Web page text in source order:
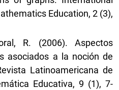
Education, 2 (3),
R. (2006). Aspectos
asociados a la noción de
Latinoamericana de
Educativa, 9 (1), 7-